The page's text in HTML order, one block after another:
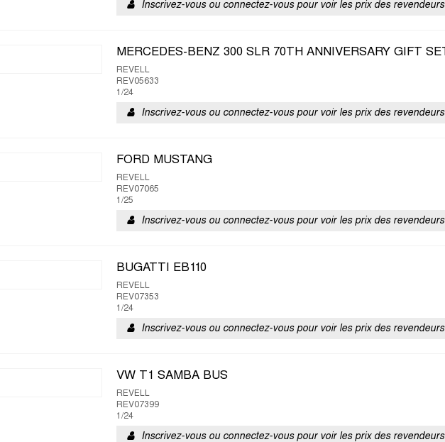
Inscrivez-vous ou connectez-vous pour voir les prix des revendeurs
MERCEDES-BENZ 300 SLR 70TH ANNIVERSARY GIFT SET
REVELL
REV05633
1/24
Inscrivez-vous ou connectez-vous pour voir les prix des revendeurs
FORD MUSTANG
REVELL
REV07065
1/25
Inscrivez-vous ou connectez-vous pour voir les prix des revendeurs
BUGATTI EB110
REVELL
REV07353
1/24
Inscrivez-vous ou connectez-vous pour voir les prix des revendeurs
VW T1 SAMBA BUS
REVELL
REV07399
1/24
Inscrivez-vous ou connectez-vous pour voir les prix des revendeurs